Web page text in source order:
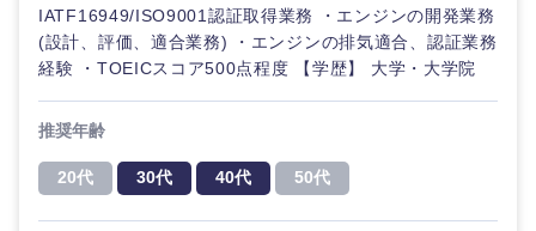
IATF16949/ISO9001認証取得業務 ・エンジンの開発業務
(設計、評価、適合業務) ・エンジンの排気適合、認証業務
経験 ・TOEICスコア500点程度 【学歴】 大学・大学院
推奨年齢
20代 30代 40代 50代